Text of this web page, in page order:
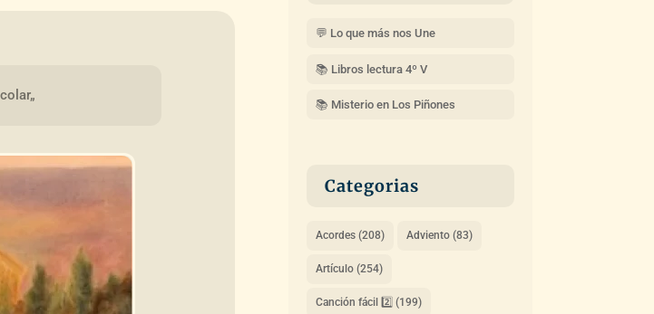
💬 Lo que más nos Une
📚 Libros lectura 4º V
📚 Misterio en Los Piñones
Categorias
Acordes(208) Adviento(83)
Artículo(254)
Canción fácil 2️⃣ (199)